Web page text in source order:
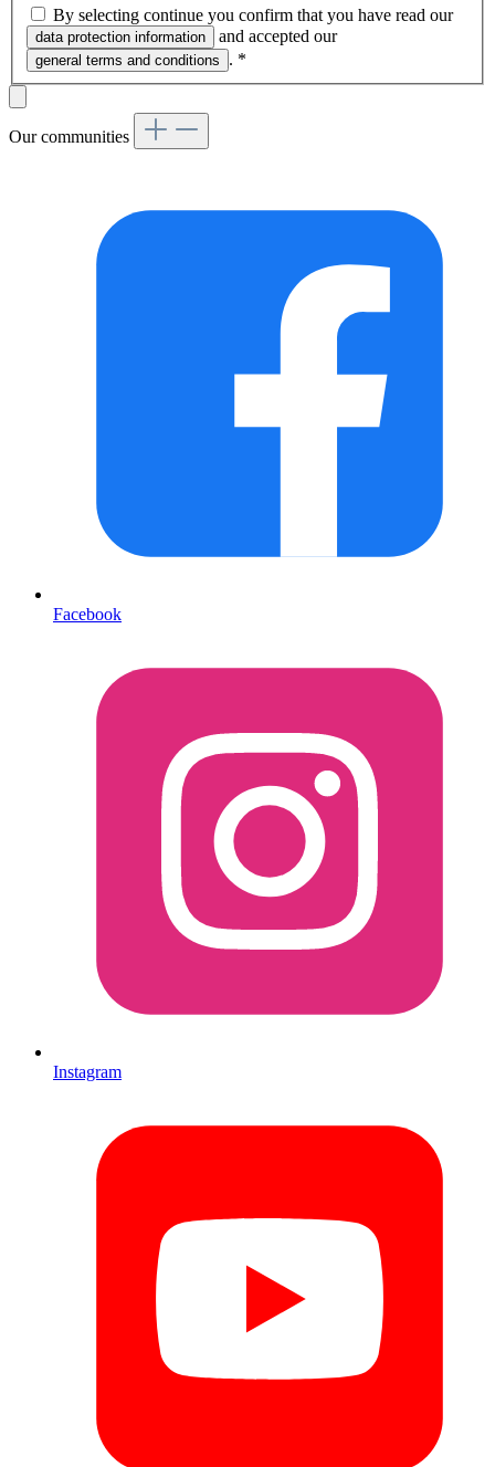
By selecting continue you confirm that you have read our
data protection information and accepted our
general terms and conditions . *
Our communities
Facebook
Instagram